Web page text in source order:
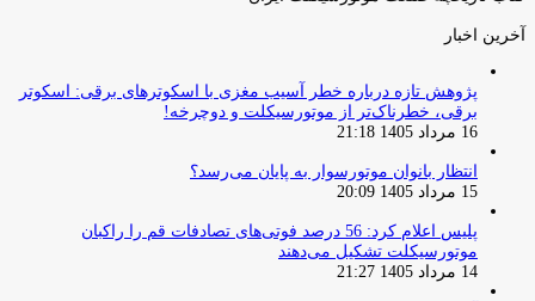
آخرین اخبار
پژوهش تازه درباره خطر آسیب مغزی با اسکوترهای برقی: اسکوتر
برقی، خطرناک‌تر از موتورسیکلت و دوچرخه!
16 مرداد 1405 21:18
انتظار بانوان موتورسوار به پایان می‌رسد؟
15 مرداد 1405 20:09
پلیس اعلام کرد: 56 درصد فوتی‌های تصادفات قم را راکبان
موتورسیکلت تشکیل می‌دهند
14 مرداد 1405 21:27